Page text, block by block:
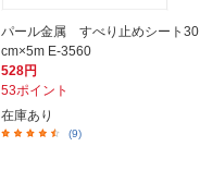
パール金属 すべり止めシート30
cm×5m E-3560
528円
53ポイント
在庫あり
(9)